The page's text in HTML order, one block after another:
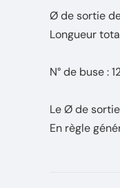
Ø de sortie
Longueur
N° de buse :
Le Ø de
En règle